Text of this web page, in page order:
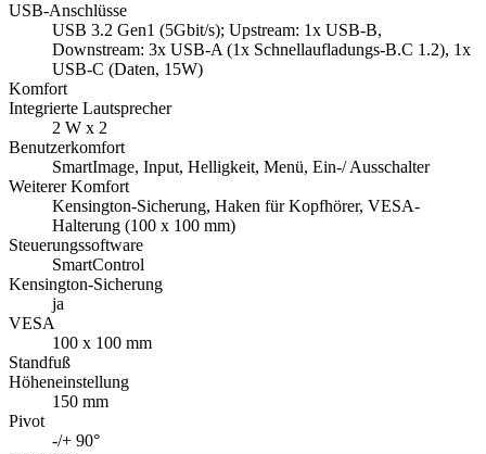
USB-Anschlüsse
USB 3.2 Gen1 (5Gbit/s); Upstream: 1x USB-B,
Downstream: 3x USB-A (1x Schnellaufladungs-B.C 1.2), 1x
USB-C (Daten, 15W)
Komfort
Integrierte Lautsprecher
2 W x 2
Benutzerkomfort
SmartImage, Input, Helligkeit, Menü, Ein-/ Ausschalter
Weiterer Komfort
Kensington-Sicherung, Haken für Kopfhörer, VESA-
Halterung (100 x 100 mm)
Steuerungssoftware
SmartControl
Kensington-Sicherung
ja
VESA
100 x 100 mm
Standfuß
Höheneinstellung
150 mm
Pivot
-/+ 90°